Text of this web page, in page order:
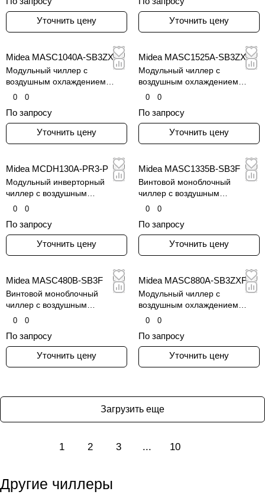
Уточнить цену Уточнить цену
Midea MASC1040A-SB3ZXF
Модульный чиллер с
воздушным охлаждением
конденсатора и винтовым
0 0
По запросу
Уточнить цену
Midea MASC1525A-SB3ZXF
Модульный чиллер с
воздушным охлаждением
конденсатора и винтовым
0 0
По запросу
Уточнить цену
Midea MCDH130A-PR3-P
Модульный инверторный
чиллер с воздушным
охлаждением конденсатора
0 0
По запросу
Уточнить цену
Midea MASC1335B-SB3F
Винтовой моноблочный
чиллер с воздушным
охлаждением конденсатора
0 0
По запросу
Уточнить цену
Midea MASC480B-SB3F
Винтовой моноблочный
чиллер с воздушным
охлаждением конденсатора
0 0
По запросу
Уточнить цену
Midea MASC880A-SB3ZXF
Модульный чиллер с
воздушным охлаждением
конденсатора и винтовым
0 0
По запросу
Уточнить цену
Загрузить еще
1 2 3 ... 10
Другие чиллеры